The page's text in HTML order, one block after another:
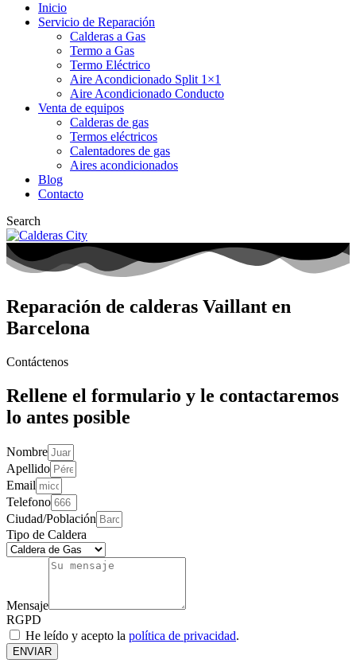
Inicio
Servicio de Reparación
Calderas a Gas
Termo a Gas
Termo Eléctrico
Aire Acondicionado Split 1×1
Aire Acondicionado Conducto
Venta de equipos
Calderas de gas
Termos eléctricos
Calentadores de gas
Aires acondicionados
Blog
Contacto
Search
Reparación de calderas Vaillant en
Barcelona
Contáctenos
Rellene el formulario y le contactaremos
lo antes posible
Nombre
Apellido
Email
Telefono
Ciudad/Población
Tipo de Caldera
Mensaje
RGPD
He leído y acepto la política de privacidad.
ENVIAR